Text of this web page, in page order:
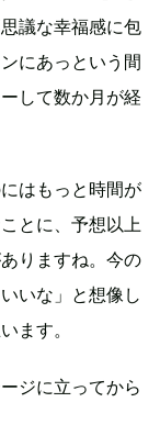
議な幸福感に包
にあっという間
して数か月が経
はもっと時間が
とに、予想以上
りますね。今の
いな」と想像し
ます。
ジに立ってから